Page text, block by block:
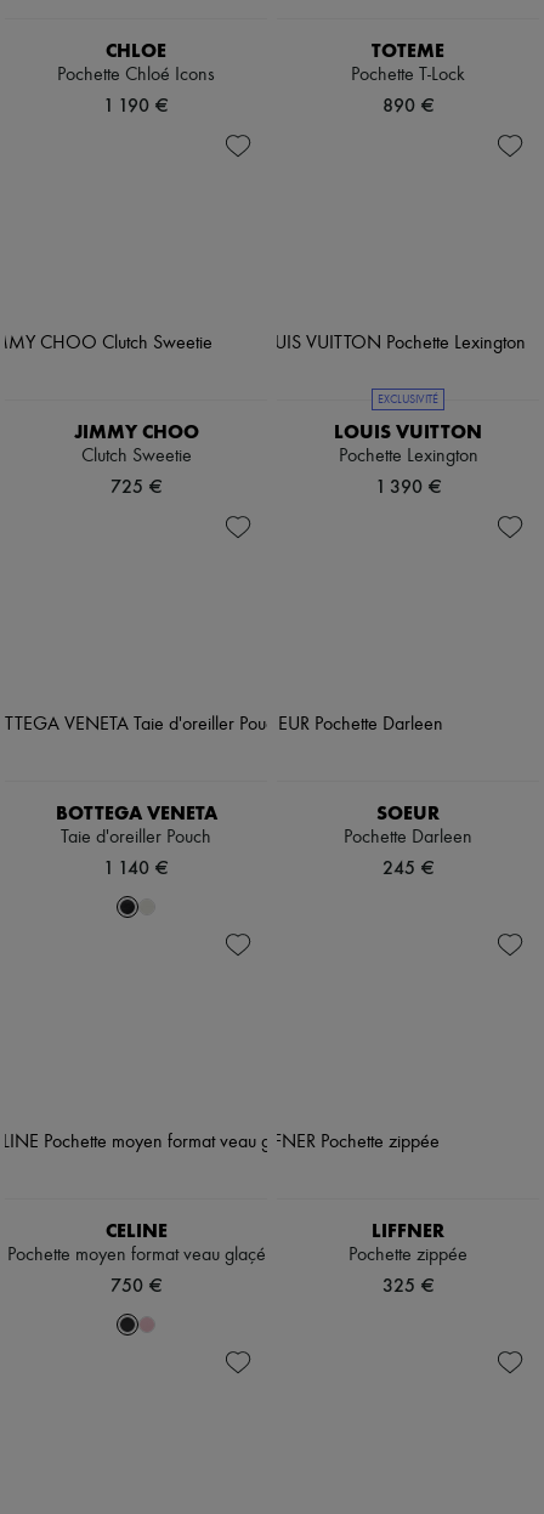
CHLOE
Pochette Chloé Icons
1 190 €
TOTEME
Pochette T-Lock
890 €
JIMMY CHOO
Clutch Sweetie
725 €
EXCLUSIVITÉ
LOUIS VUITTON
Pochette Lexington
1 390 €
BOTTEGA VENETA
Taie d'oreiller Pouch
1 140 €
SOEUR
Pochette Darleen
245 €
CELINE
Pochette moyen format veau glaçé
750 €
LIFFNER
Pochette zippée
325 €